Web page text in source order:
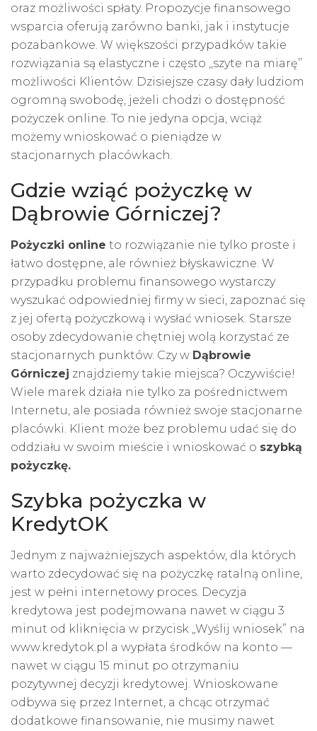
oraz możliwości spłaty. Propozycje finansowego
wsparcia oferują zarówno banki, jak i instytucje
pozabankowe. W większości przypadków takie
rozwiązania są elastyczne i często ,,szyte na miarę’’
możliwości Klientów. Dzisiejsze czasy dały ludziom
ogromną swobodę, jeżeli chodzi o dostępność
pożyczek online. To nie jedyna opcja, wciąż
możemy wnioskować o pieniądze w
stacjonarnych placówkach.
Gdzie wziąć pożyczkę w
Dąbrowie Górniczej?
Pożyczki online to rozwiązanie nie tylko proste i
łatwo dostępne, ale również błyskawiczne. W
przypadku problemu finansowego wystarczy
wyszukać odpowiedniej firmy w sieci, zapoznać się
z jej ofertą pożyczkową i wysłać wniosek. Starsze
osoby zdecydowanie chętniej wolą korzystać ze
stacjonarnych punktów. Czy w Dąbrowie
Górniczej znajdziemy takie miejsca? Oczywiście!
Wiele marek działa nie tylko za pośrednictwem
Internetu, ale posiada również swoje stacjonarne
placówki. Klient może bez problemu udać się do
oddziału w swoim mieście i wnioskować o szybką
pożyczkę.
Szybka pożyczka w
KredytOK
Jednym z najważniejszych aspektów, dla których
warto zdecydować się na pożyczkę ratalną online,
jest w pełni internetowy proces. Decyzja
kredytowa jest podejmowana nawet w ciągu 3
minut od kliknięcia w przycisk „Wyślij wniosek” na
www.kredytok.pl a wypłata środków na konto —
nawet w ciągu 15 minut po otrzymaniu
pozytywnej decyzji kredytowej. Wnioskowane
odbywa się przez Internet, a chcąc otrzymać
dodatkowe finansowanie, nie musimy nawet